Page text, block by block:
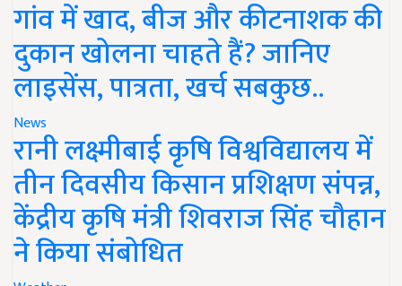
गांव में खाद, बीज और कीटनाशक की
दुकान खोलना चाहते हैं? जानिए
लाइसेंस, पात्रता, खर्च सबकुछ..
News
रानी लक्ष्मीबाई कृषि विश्वविद्यालय में
तीन दिवसीय किसान प्रशिक्षण संपन्न,
केंद्रीय कृषि मंत्री शिवराज सिंह चौहान
ने किया संबोधित